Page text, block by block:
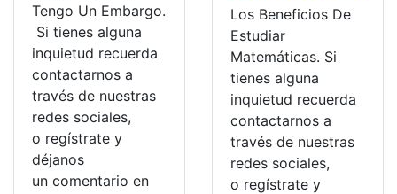
Tengo Un Embargo.
Si tienes alguna
inquietud recuerda
contactarnos a
través de nuestras
redes sociales,
o regístrate y
déjanos
un comentario en
Los Beneficios De
Estudiar
Matemáticas. Si
tienes alguna
inquietud recuerda
contactarnos a
través de nuestras
redes sociales,
o regístrate y